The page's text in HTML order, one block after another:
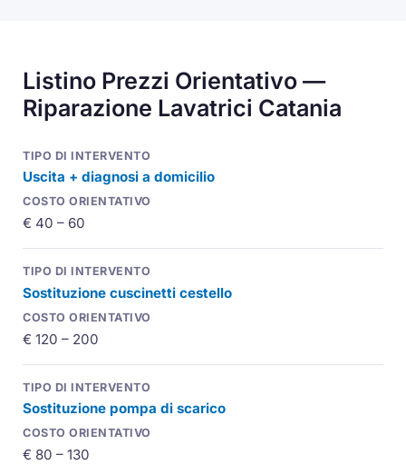
Listino Prezzi Orientativo —
Riparazione Lavatrici Catania
Uscita + diagnosi a domicilio
€ 40 – 60
Sostituzione cuscinetti cestello
€ 120 – 200
Sostituzione pompa di scarico
€ 80 – 130